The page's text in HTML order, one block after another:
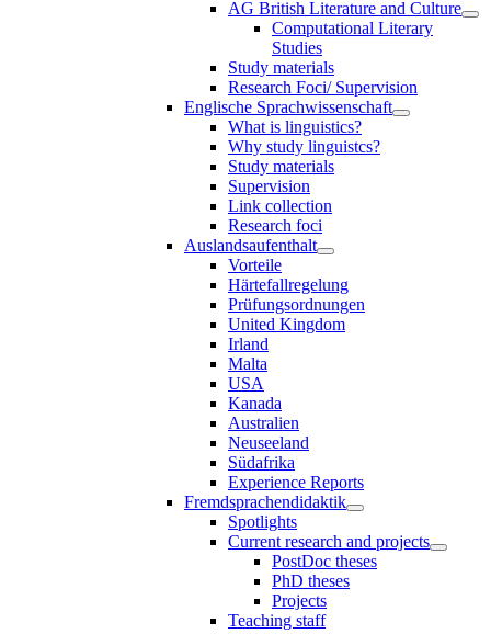
AG British Literature and Culture
Computational Literary
Studies
Study materials
Research Foci/ Supervision
Englische Sprachwissenschaft
What is linguistics?
Why study linguistcs?
Study materials
Supervision
Link collection
Research foci
Auslandsaufenthalt
Vorteile
Härtefallregelung
Prüfungsordnungen
United Kingdom
Irland
Malta
USA
Kanada
Australien
Neuseeland
Südafrika
Experience Reports
Fremdsprachendidaktik
Spotlights
Current research and projects
PostDoc theses
PhD theses
Projects
Teaching staff